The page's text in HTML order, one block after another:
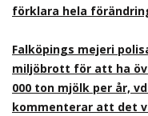
förklara hela
Falköpings mejeri
miljöbrott för att ha
000 ton mjölk per år,
kommenterar att det